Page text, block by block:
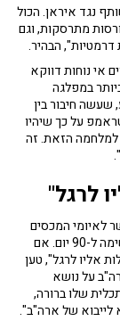
נגד איראן. הכול
מתרסקות, וגם
הבהיר.
אי נוחות דווקא
במפלגה
שעשה חיבור בין
על כך שיהיו
למלחמה הזאת. זה
לרגל"
לאיומי המכסים
מצידו של נשיא ארה"ב: "אתמול ראינו איזו נסיגה מרשימה ל-90 יום. אם
אליו לרגל", טען
עם ארה"ב על נושא
שלו ברורה,
לייבוא של ארה"ב".